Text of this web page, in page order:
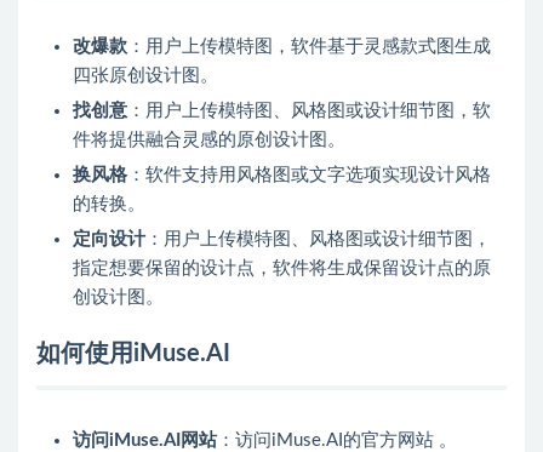
改爆款 ：用户上传模特图，软件基于灵感款式图生成
四张原创设计图。
找创意 ：用户上传模特图、风格图或设计细节图，软
件将提供融合灵感的原创设计图。
换风格 ：软件支持用风格图或文字选项实现设计风格
的转换。
定向设计：用户上传模特图、风格图或设计细节图，
指定想要保留的设计点，软件将生成保留设计点的原
创设计图。
如何使用iMuse.AI
访问iMuse.AI网站：访问iMuse.AI的官方网站 。